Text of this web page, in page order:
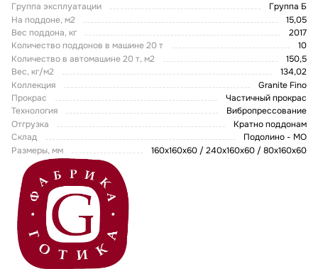
Группа эксплуатации
Группа Б
На поддоне, м2
15,05
Вес поддона, кг
2017
Количество поддонов в машине 20 т
10
Количество в автомашине 20 т, м2
150,5
Вес, кг/м2
134,02
Коллекция
Granite Fino
Прокрас
Частичный прокрас
Технология
Вибропрессование
Отгрузка
Кратно поддонам
Склад
Подолино - МО
Размеры, мм
160х160х60 / 240х160х60 / 80x160x60